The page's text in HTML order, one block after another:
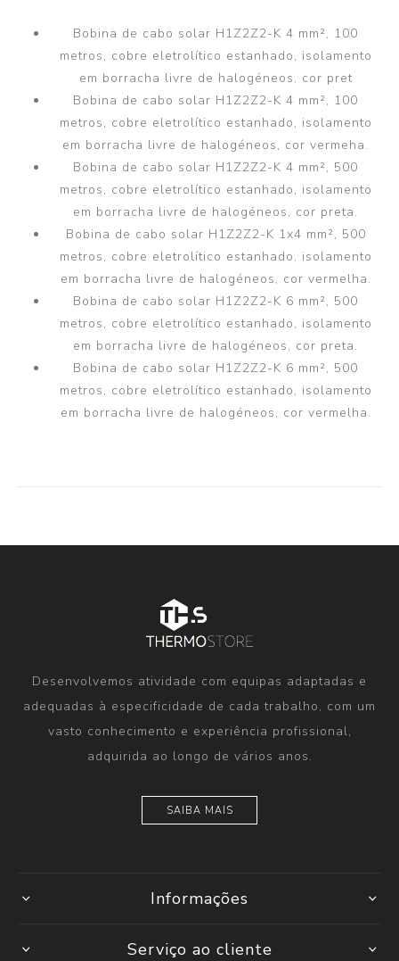
Bobina de cabo solar H1Z2Z2-K 4 mm², 100
metros, cobre eletrolítico estanhado, isolamento
em borracha livre de halogéneos, cor pret
Bobina de cabo solar H1Z2Z2-K 4 mm², 100
metros, cobre eletrolítico estanhado, isolamento
em borracha livre de halogéneos, cor vermeha.
Bobina de cabo solar H1Z2Z2-K 4 mm², 500
metros, cobre eletrolítico estanhado, isolamento
em borracha livre de halogéneos, cor preta.
Bobina de cabo solar H1Z2Z2-K 1x4 mm², 500
metros, cobre eletrolítico estanhado, isolamento
em borracha livre de halogéneos, cor vermelha.
Bobina de cabo solar H1Z2Z2-K 6 mm², 500
metros, cobre eletrolítico estanhado, isolamento
em borracha livre de halogéneos, cor preta.
Bobina de cabo solar H1Z2Z2-K 6 mm², 500
metros, cobre eletrolítico estanhado, isolamento
em borracha livre de halogéneos, cor vermelha.
Desenvolvemos atividade com equipas adaptadas e
adequadas à especificidade de cada trabalho, com um
vasto conhecimento e experiência profissional,
adquirida ao longo de vários anos.
SAIBA MAIS
Informações
Serviço ao cliente